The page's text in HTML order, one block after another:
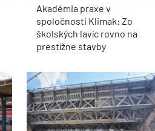
Akadémia praxe v
spoločnosti Klimak: Zo
školských lavíc rovno na
prestížne stavby